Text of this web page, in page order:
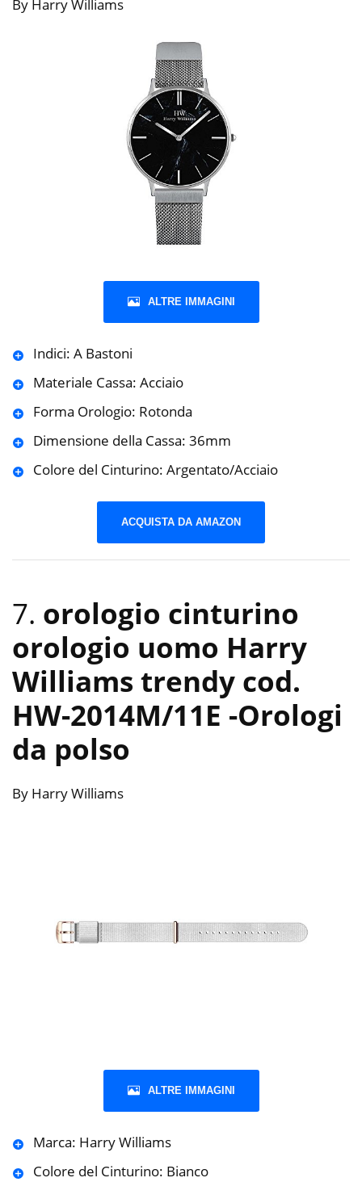
By Harry Williams
ALTRE IMMAGINI
Indici: A Bastoni
Materiale Cassa: Acciaio
Forma Orologio: Rotonda
Dimensione della Cassa: 36mm
Colore del Cinturino: Argentato/Acciaio
ACQUISTA DA AMAZON
7. orologio cinturino
orologio uomo Harry
Williams trendy cod.
HW-2014M/11E -Orologi
da polso
By Harry Williams
ALTRE IMMAGINI
Marca: Harry Williams
Colore del Cinturino: Bianco